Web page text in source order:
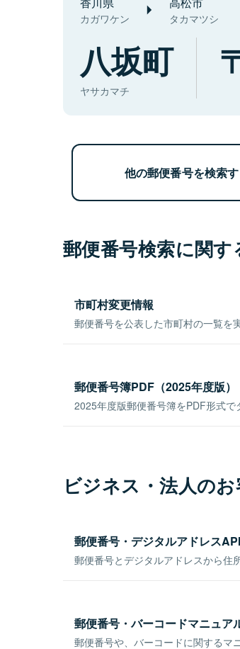
カガワケン タカマツシ
八坂町
ヤサカマチ
他の郵便番号を検索
郵便番号検索に関す
市町村変更情報
郵便番号を公表した市町村の一覧を
郵便番号簿PDF（2025年度版）
2025年度版郵便番号簿をPDF形式で
ビジネス・法人の
郵便番号・デジタルアドレスAPI
郵便番号とデジタルアドレスから住
郵便番号・バーコードマニュア
郵便番号や、バーコードに関するマ